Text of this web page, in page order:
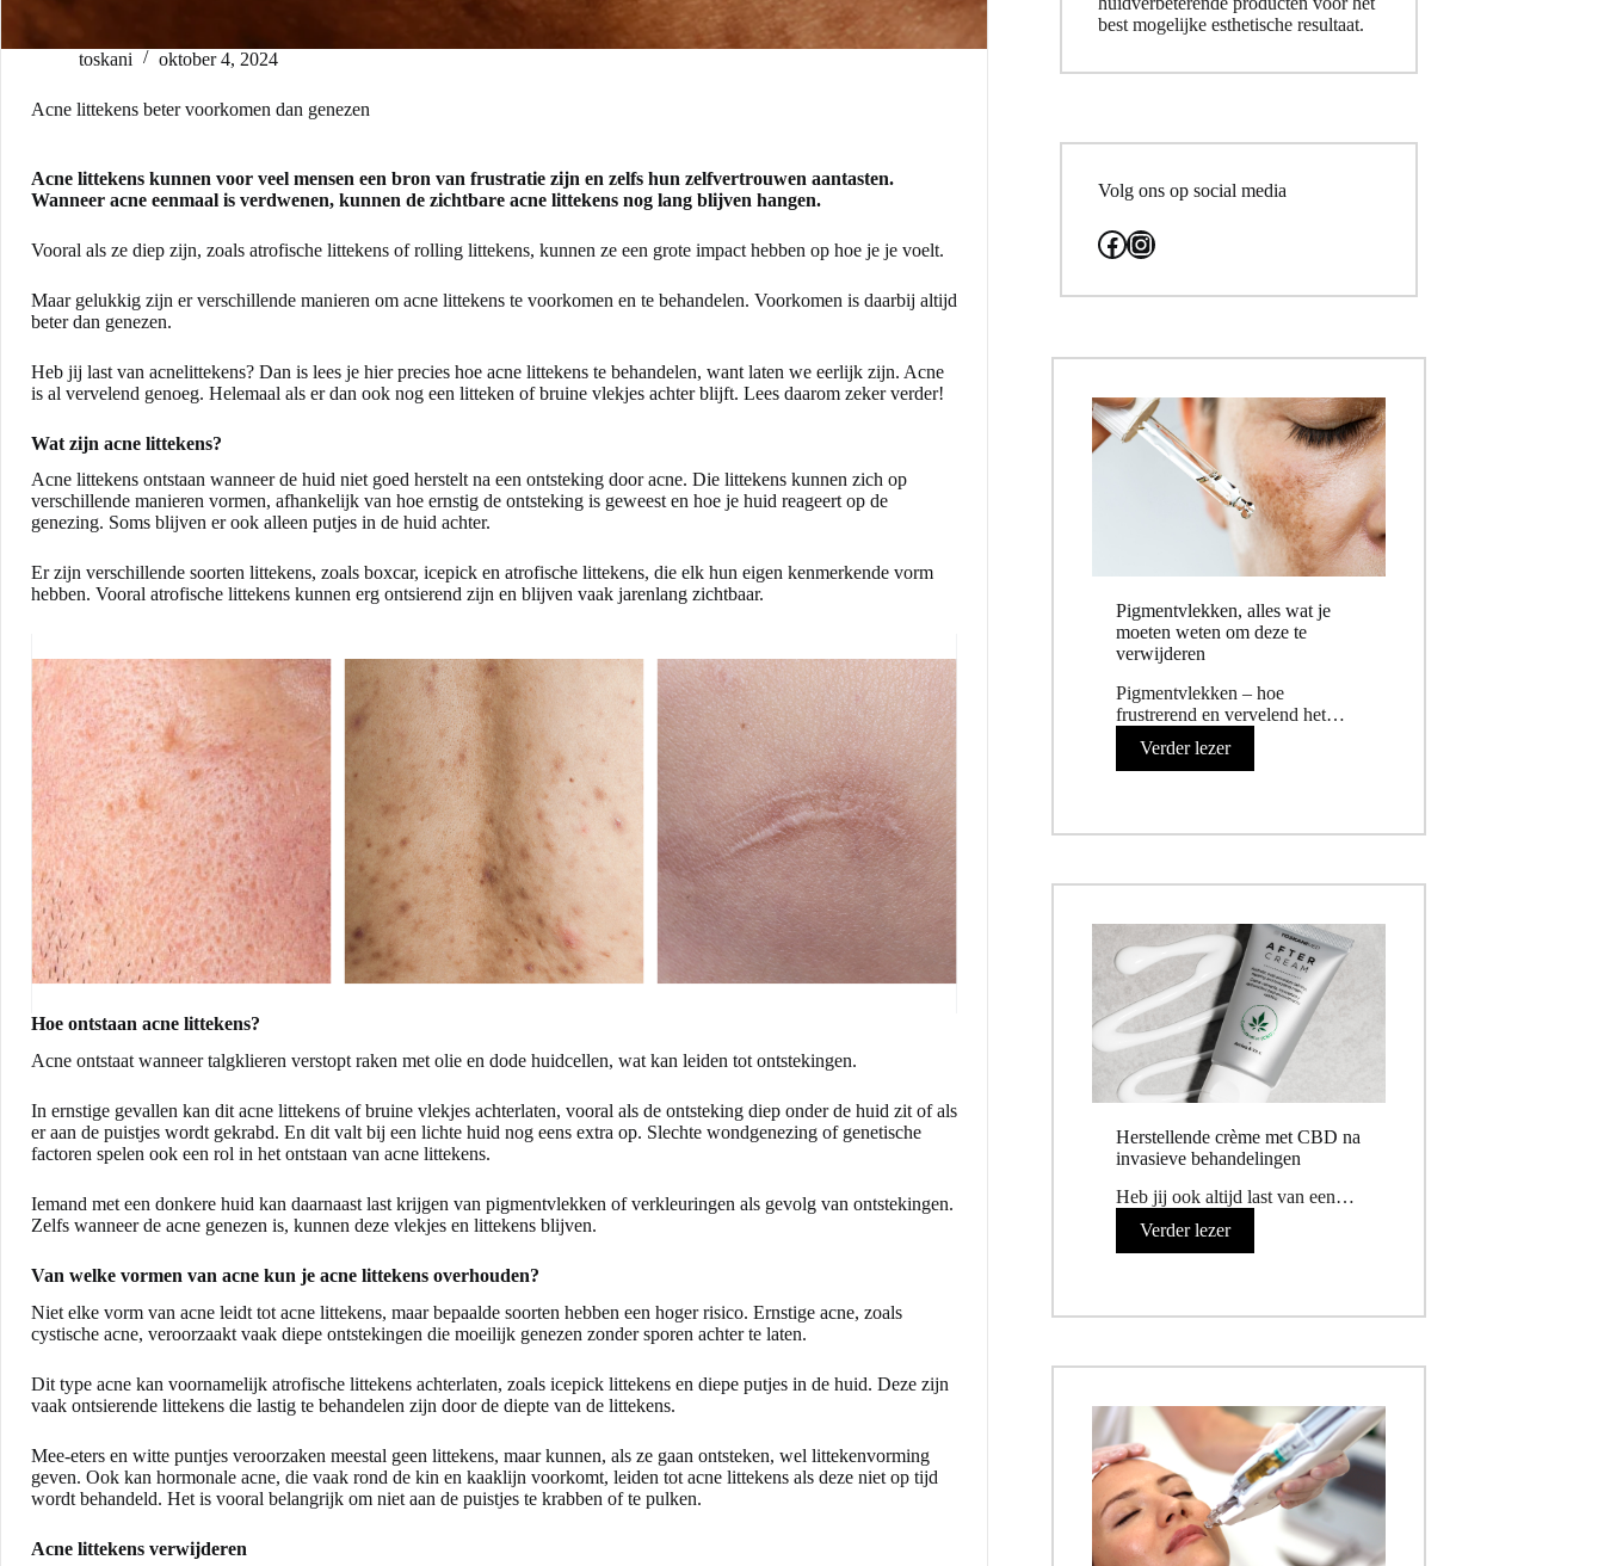
toskani oktober 4, 2024
Acne littekens beter voorkomen dan genezen
Acne littekens kunnen voor veel mensen een bron van frustratie zijn en zelfs hun zelfvertrouwen aantasten.
Wanneer acne eenmaal is verdwenen, kunnen de zichtbare acne littekens nog lang blijven hangen.
Vooral als ze diep zijn, zoals atrofische littekens of rolling littekens, kunnen ze een grote impact hebben op hoe je je voelt.
Maar gelukkig zijn er verschillende manieren om acne littekens te voorkomen en te behandelen. Voorkomen is daarbij altijd
beter dan genezen.
Heb jij last van acnelittekens? Dan is lees je hier precies hoe acne littekens te behandelen, want laten we eerlijk zijn. Acne
is al vervelend genoeg. Helemaal als er dan ook nog een litteken of bruine vlekjes achter blijft. Lees daarom zeker verder!
Wat zijn acne littekens?
Acne littekens ontstaan wanneer de huid niet goed herstelt na een ontsteking door acne. Die littekens kunnen zich op
verschillende manieren vormen, afhankelijk van hoe ernstig de ontsteking is geweest en hoe je huid reageert op de
genezing. Soms blijven er ook alleen putjes in de huid achter.
Er zijn verschillende soorten littekens, zoals boxcar, icepick en atrofische littekens, die elk hun eigen kenmerkende vorm
hebben. Vooral atrofische littekens kunnen erg ontsierend zijn en blijven vaak jarenlang zichtbaar.
Hoe ontstaan acne littekens?
Acne ontstaat wanneer talgklieren verstopt raken met olie en dode huidcellen, wat kan leiden tot ontstekingen.
In ernstige gevallen kan dit acne littekens of bruine vlekjes achterlaten, vooral als de ontsteking diep onder de huid zit of als
er aan de puistjes wordt gekrabd. En dit valt bij een lichte huid nog eens extra op. Slechte wondgenezing of genetische
factoren spelen ook een rol in het ontstaan van acne littekens.
Iemand met een donkere huid kan daarnaast last krijgen van pigmentvlekken of verkleuringen als gevolg van ontstekingen.
Zelfs wanneer de acne genezen is, kunnen deze vlekjes en littekens blijven.
Van welke vormen van acne kun je acne littekens overhouden?
Niet elke vorm van acne leidt tot acne littekens, maar bepaalde soorten hebben een hoger risico. Ernstige acne, zoals
cystische acne, veroorzaakt vaak diepe ontstekingen die moeilijk genezen zonder sporen achter te laten.
Dit type acne kan voornamelijk atrofische littekens achterlaten, zoals icepick littekens en diepe putjes in de huid. Deze zijn
vaak ontsierende littekens die lastig te behandelen zijn door de diepte van de littekens.
Mee-eters en witte puntjes veroorzaken meestal geen littekens, maar kunnen, als ze gaan ontsteken, wel littekenvorming
geven. Ook kan hormonale acne, die vaak rond de kin en kaaklijn voorkomt, leiden tot acne littekens als deze niet op tijd
wordt behandeld. Het is vooral belangrijk om niet aan de puistjes te krabben of te pulken.
Acne littekens verwijderen
best mogelijke esthetische resultaat.
Volg ons op social media
Facebook
Instagram
Pigmentvlekken, alles wat je
moeten weten om deze te
verwijderen
Pigmentvlekken – hoe
frustrerend en vervelend het…
Verder lezer
Herstellende crème met CBD na
invasieve behandelingen
Heb jij ook altijd last van een…
Verder lezer